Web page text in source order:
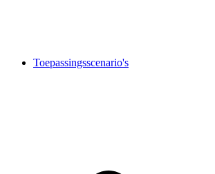
Toepassingsscenario's